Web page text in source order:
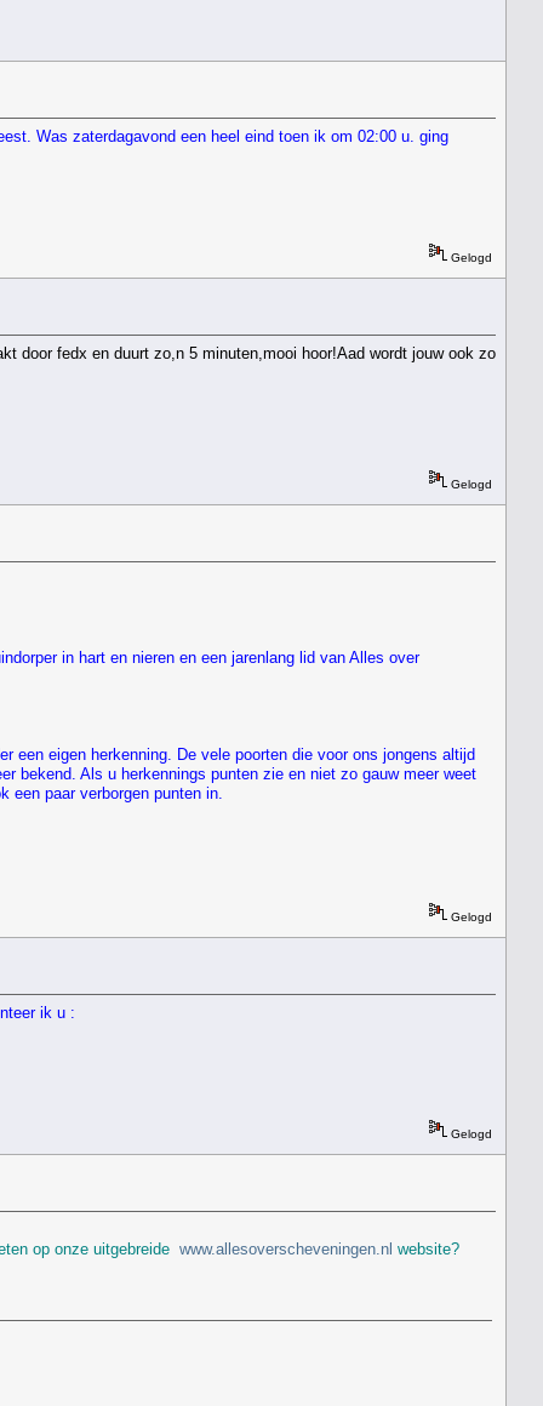
Was zaterdagavond een heel eind toen ik om 02:00 u. ging
Gelogd
door fedx en duurt zo,n 5 minuten,mooi hoor!Aad wordt jouw ook zo
Gelogd
in hart en nieren en een jarenlang lid van Alles over
een eigen herkenning. De vele poorten die voor ons jongens altijd
bekend. Als u herkennings punten zie en niet zo gauw meer weet
een paar verborgen punten in.
Gelogd
ik u :
Gelogd
op onze uitgebreide www.allesoverscheveningen.nl website?